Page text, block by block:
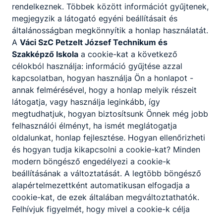
rendelkeznek. Többek között információt gyűjtenek,
megjegyzik a látogató egyéni beállításait és
általánosságban megkönnyítik a honlap használatát.
A Váci SzC Petzelt József Technikum és
Szakképző Iskola a cookie-kat a következő
célokból használja: információ gyűjtése azzal
kapcsolatban, hogyan használja Ön a honlapot -
annak felmérésével, hogy a honlap melyik részeit
látogatja, vagy használja leginkább, így
megtudhatjuk, hogyan biztosítsunk Önnek még jobb
felhasználói élményt, ha ismét meglátogatja
oldalunkat, honlap fejlesztése. Hogyan ellenőrizheti
és hogyan tudja kikapcsolni a cookie-kat? Minden
modern böngésző engedélyezi a cookie-k
beállításának a változtatását. A legtöbb böngésző
alapértelmezettként automatikusan elfogadja a
cookie-kat, de ezek általában megváltoztathatók.
Felhívjuk figyelmét, hogy mivel a cookie-k célja